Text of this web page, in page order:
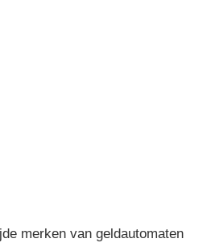
merken van geldautomaten